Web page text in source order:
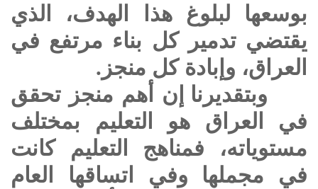
بوسعها لبلوغ هذا الهدف، الذي
يقتضي تدمير كل بناء مرتفع في
العراق، وإبادة كل منجز.
وبتقديرنا إن أهم منجز تحقق
في العراق هو التعليم بمختلف
مستوياته، فمناهج التعليم كانت
في مجملها وفي اتساقها العام